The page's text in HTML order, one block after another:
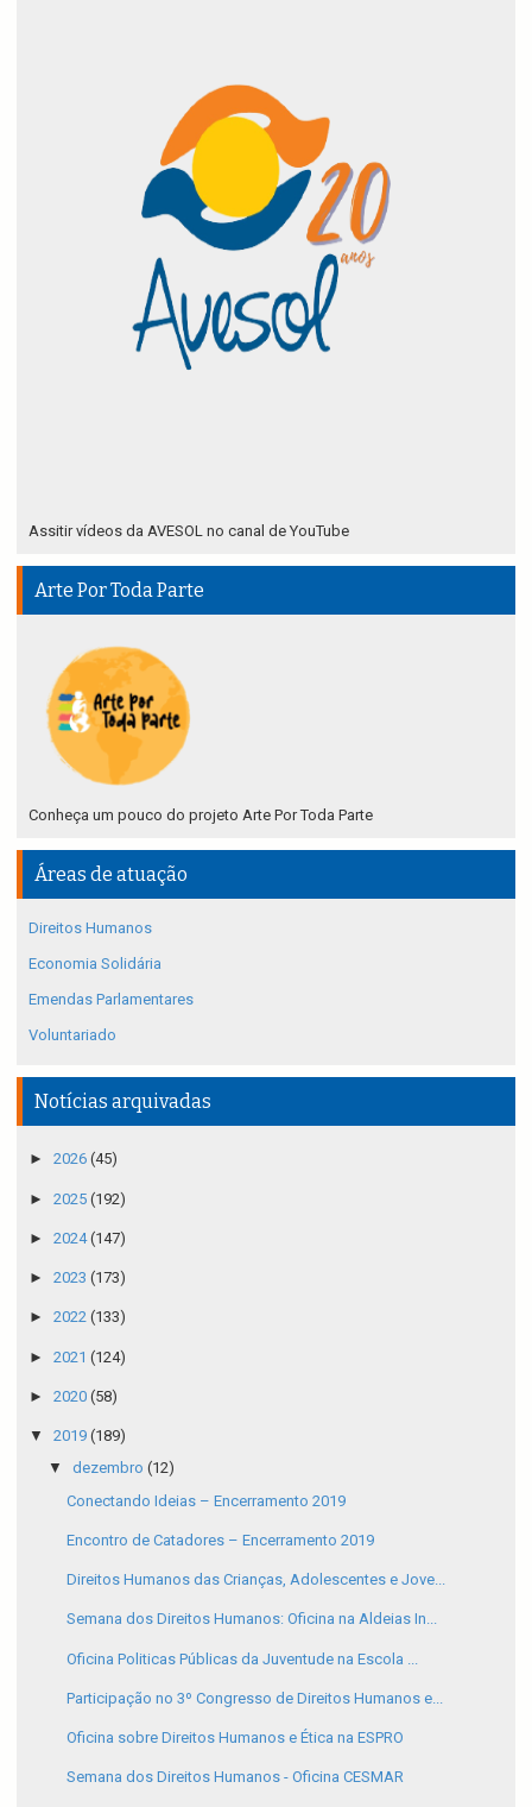
Assitir vídeos da AVESOL no canal de YouTube
Arte Por Toda Parte
Conheça um pouco do projeto Arte Por Toda Parte
Áreas de atuação
Direitos Humanos
Economia Solidária
Emendas Parlamentares
Voluntariado
Notícias arquivadas
► 2026 (45)
► 2025 (192)
► 2024(147)
► 2023 (173)
► 2022 (133)
► 2021 (124)
► 2020 (58)
▼ 2019 (189)
▼ dezembro (12)
Conectando Ideias – Encerramento 2019
Encontro de Catadores – Encerramento 2019
Direitos Humanos das Crianças, Adolescentes e Jove...
Semana dos Direitos Humanos: Oficina na Aldeias In...
Oficina Politicas Públicas da Juventude na Escola ...
Participação no 3º Congresso de Direitos Humanos e...
Oficina sobre Direitos Humanos e Ética na ESPRO
Semana dos Direitos Humanos - Oficina CESMAR